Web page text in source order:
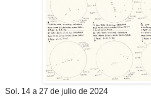
Sol. 14 a 27 de julio de 2024